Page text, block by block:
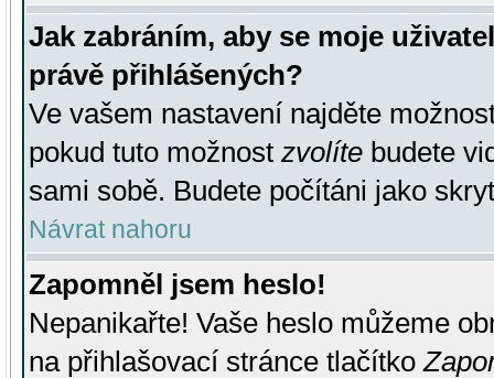
Jak zabráním, aby se moje
právě přihlášených?
Ve vašem nastavení najděte
pokud tuto možnost zvolíte budete
sami sobě. Budete počítáni jako
Návrat nahoru
Zapomněl jsem heslo!
Nepanikařte! Vaše heslo můžeme
na přihlašovací stránce tlačítko